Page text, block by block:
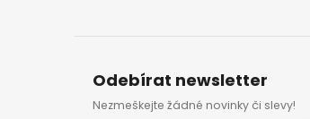
Odebírat newsletter
Nezmeškejte žádné novinky či slevy!